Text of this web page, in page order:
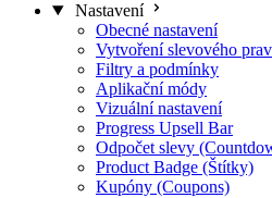
Nastavení
Obecné nastavení
Vytvoření slevového
Filtry a podmínky
Aplikační módy
Vizuální nastavení
Progress Upsell Bar
Odpočet slevy
Product Badge (Štítky)
Kupóny (Coupons)